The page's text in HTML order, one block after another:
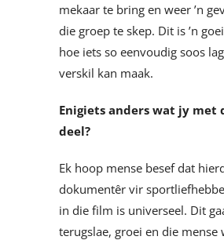
mekaar te bring en weer ’n
die groep te skep. Dit is ’n
hoe iets so eenvoudig soos
verskil kan maak.
Enigiets anders wat jy met
deel?
Ek hoop mense besef dat
dokumentêr vir
in die film is universeel. Dit
terugslae, groei en die mense